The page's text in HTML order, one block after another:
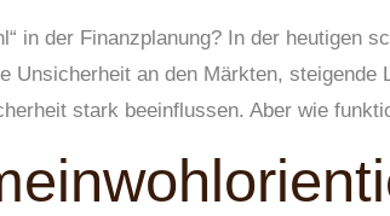
in der Finanzplanung? In der heutigen
Unsicherheit an den Märkten,
stark beeinflussen. Aber wie